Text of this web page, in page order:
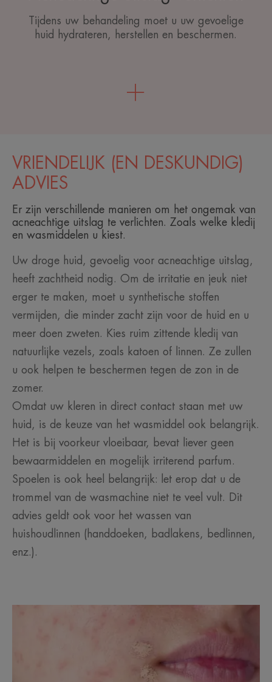
Tijdens uw behandeling moet u uw gevoelige
huid hydrateren, herstellen en beschermen.
VRIENDELIJK (EN DESKUNDIG)
ADVIES
Er zijn verschillende manieren om het ongemak van
acneachtige uitslag te verlichten. Zoals welke kledij
en wasmiddelen u kiest.
Uw droge huid, gevoelig voor acneachtige uitslag,
heeft zachtheid nodig. Om de irritatie en jeuk niet
erger te maken, moet u synthetische stoffen
vermijden, die minder zacht zijn voor de huid en u
meer doen zweten. Kies ruim zittende kledij van
natuurlijke vezels, zoals katoen of linnen. Ze zullen
u ook helpen te beschermen tegen de zon in de
zomer.
Omdat uw kleren in direct contact staan met uw
huid, is de keuze van het wasmiddel ook belangrijk.
Het is bij voorkeur vloeibaar, bevat liever geen
bewaarmiddelen en mogelijk irriterend parfum.
Spoelen is ook heel belangrijk: let erop dat u de
trommel van de wasmachine niet te veel vult. Dit
advies geldt ook voor het wassen van
huishoudlinnen (handdoeken, badlakens, bedlinnen,
enz.).